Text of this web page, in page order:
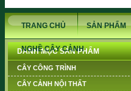
TRANG CHỦ SẢN PHẨM
NGHỀ CÂY CẢNH
DANH MỤC SẢN PHẨM
CÂY CÔNG TRÌNH
CÂY CẢNH NỘI THẤT